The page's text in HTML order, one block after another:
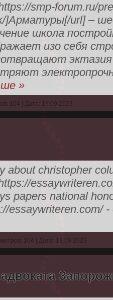
smp-forum.ru/
]Арматуры[/url] –
школа
изо себя
»
104 | Дата: 13.09.2023
about christopher
papers national
essaywriteren.com/
104 | Дата: 13.09.2023